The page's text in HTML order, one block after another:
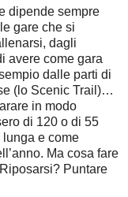
dipende sempre
gare che si
dagli
avere come gara
dalle parti di
(lo Scenic Trail)…
in modo
di 120 o di 55
lunga e come
Ma cosa fare
Puntare